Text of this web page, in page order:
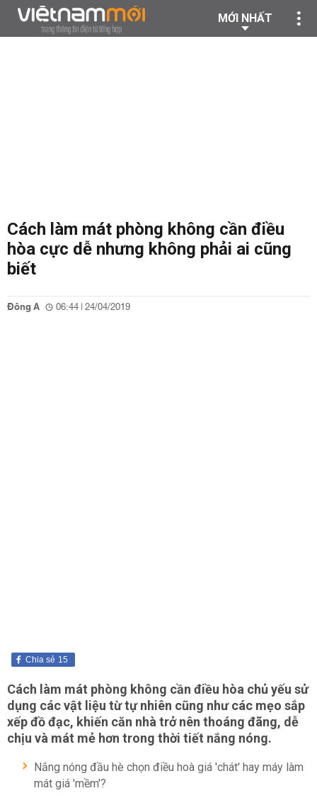
MỚI NHẤT
Cách làm mát phòng không cần điều
hòa cực dễ nhưng không phải ai cũng
biết
Đông A 06:44 | 24/04/2019
15
Chia sẻ
Cách làm mát phòng không cần điều hòa chủ yếu sử
dụng các vật liệu từ tự nhiên cũng như các mẹo sắp
xếp đồ đạc, khiến căn nhà trở nên thoáng đãng, dễ
chịu và mát mẻ hơn trong thời tiết nắng nóng.
Nắng nóng đầu hè chọn điều hoà giá 'chát' hay máy làm
mát giá 'mềm'?